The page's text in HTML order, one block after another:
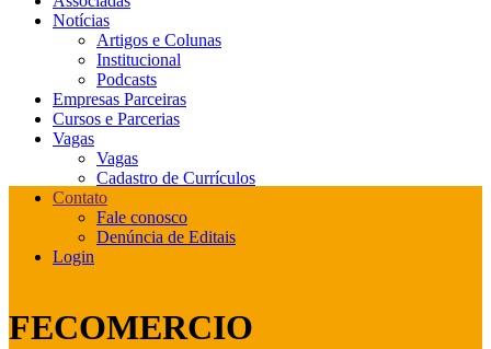
Notícias
Artigos e Colunas
Institucional
Podcasts
Empresas Parceiras
Cursos e Parcerias
Vagas
Vagas
Cadastro de Currículos
Contato
Fale conosco
Denúncia de Editais
Login
FECOMERCIO